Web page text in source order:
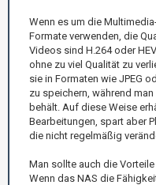
Wenn es um die
Formate verwenden, die
Videos sind H.264 oder
ohne zu viel Qualität zu
sie in Formaten wie JPEG
zu speichern, während
behält. Auf diese Weise
Bearbeitungen, spart aber
die nicht regelmäßig
Man sollte auch die
Wenn das NAS die